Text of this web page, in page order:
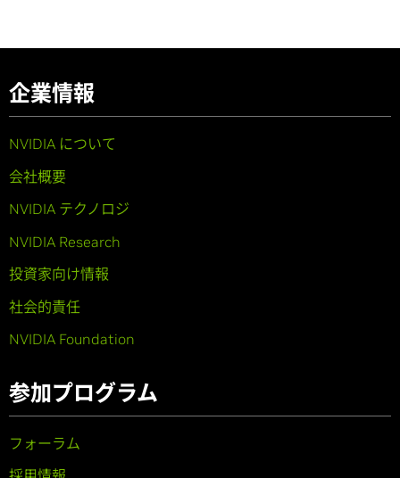
企業情報
NVIDIA について
会社概要
NVIDIA テクノロジ
NVIDIA Research
投資家向け情報
社会的責任
NVIDIA Foundation
参加プログラム
フォーラム